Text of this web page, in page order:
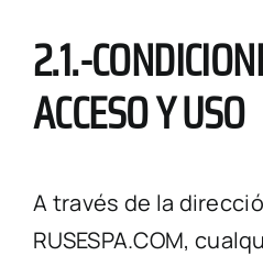
2.1.-
ACCESO Y USO
A través de la
RUSESPA.COM,